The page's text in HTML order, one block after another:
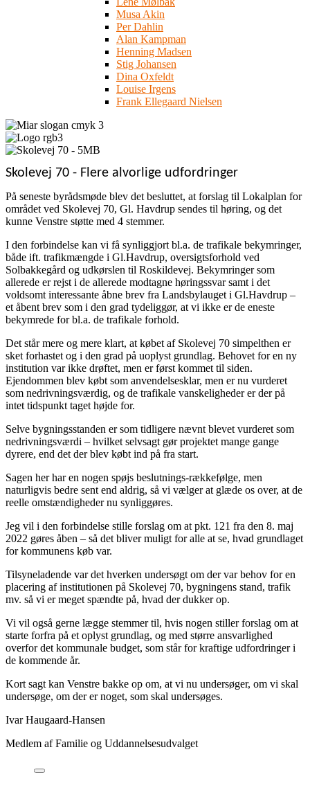
Musa Akin
Per Dahlin
Alan Kampman
Henning Madsen
Stig Johansen
Dina Oxfeldt
Louise Irgens
Frank Ellegaard Nielsen
Skolevej 70 - Flere alvorlige udfordringer
På seneste byrådsmøde blev det besluttet, at forslag til Lokalplan for
området ved Skolevej 70, Gl. Havdrup sendes til høring, og det
kunne Venstre støtte med 4 stemmer.
I den forbindelse kan vi få synliggjort bl.a. de trafikale bekymringer,
både ift. trafikmængde i Gl.Havdrup, oversigtsforhold ved
Solbakkegård og udkørslen til Roskildevej. Bekymringer som
allerede er rejst i de allerede modtagne høringssvar samt i det
voldsomt interessante åbne brev fra Landsbylauget i Gl.Havdrup –
et åbent brev som i den grad tydeliggør, at vi ikke er de eneste
bekymrede for bl.a. de trafikale forhold.
Det står mere og mere klart, at købet af Skolevej 70 simpelthen er
sket forhastet og i den grad på uoplyst grundlag. Behovet for en ny
institution var ikke drøftet, men er først kommet til siden.
Ejendommen blev købt som anvendelsesklar, men er nu vurderet
som nedrivningsværdig, og de trafikale vanskeligheder er der på
intet tidspunkt taget højde for.
Selve bygningsstanden er som tidligere nævnt blevet vurderet som
nedrivningsværdi – hvilket selvsagt gør projektet mange gange
dyrere, end det der blev købt ind på fra start.
Sagen her har en nogen spøjs beslutnings-rækkefølge, men
naturligvis bedre sent end aldrig, så vi vælger at glæde os over, at de
reelle omstændigheder nu synliggøres.
Jeg vil i den forbindelse stille forslag om at pkt. 121 fra den 8. maj
2022 gøres åben – så det bliver muligt for alle at se, hvad grundlaget
for kommunens køb var.
Tilsyneladende var det hverken undersøgt om der var behov for en
placering af institutionen på Skolevej 70, bygningens stand, trafik
mv. så vi er meget spændte på, hvad der dukker op.
Vi vil også gerne lægge stemmer til, hvis nogen stiller forslag om at
starte forfra på et oplyst grundlag, og med større ansvarlighed
overfor det kommunale budget, som står for kraftige udfordringer i
de kommende år.
Kort sagt kan Venstre bakke op om, at vi nu undersøger, om vi skal
undersøge, om der er noget, som skal undersøges.
Ivar Haugaard-Hansen
Medlem af Familie og Uddannelsesudvalget